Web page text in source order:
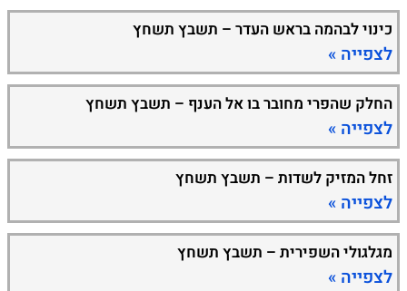
כינוי לבהמה בראש העדר – תשבץ תשחץ
לצפייה »
החלק שהפרי מחובר בו אל הענף – תשבץ תשחץ
לצפייה »
זחל המזיק לשדות – תשבץ תשחץ
לצפייה »
מגלגולי השפירית – תשבץ תשחץ
לצפייה »